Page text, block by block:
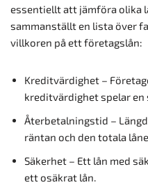
essentiellt att jämföra olika
sammanställt en lista över
villkoren på ett företagslån:
Kreditvärdighet –
kreditvärdighet spelar en
Återbetalningstid –
räntan och den totala
Säkerhet – Ett lån med
ett osäkrat lån.